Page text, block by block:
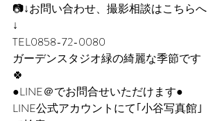
📷↓お問い合わせ、撮影相談はこちらへ
↓
TEL0858-72-0080
ガーデンスタジオ緑の綺麗な季節です
🍀
●LINE＠でお問合せいただけます●
LINE公式アカウントにて｢小谷写真館｣